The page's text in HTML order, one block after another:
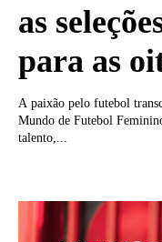
as
para as
A paixão pelo futebol
Mundo de Futebol
talento,...